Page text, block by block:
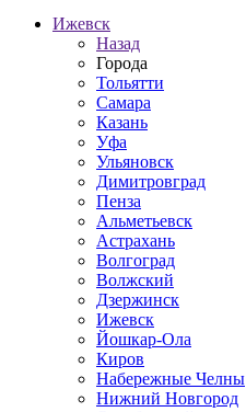
Ижевск
Назад
Города
Тольятти
Самара
Казань
Уфа
Ульяновск
Димитровград
Пенза
Альметьевск
Астрахань
Волгоград
Волжский
Дзержинск
Ижевск
Йошкар-Ола
Киров
Набережные Челны
Нижний Новгород